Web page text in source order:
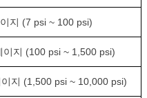
지 (7 psi ~ 100 psi)
지 (100 psi ~ 1,500 psi)
지 (1,500 psi ~ 10,000 psi)